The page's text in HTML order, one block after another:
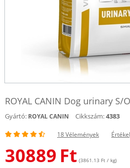
ROYAL CANIN Dog urinary S/
Gyártó: ROYAL CANIN Cikkszám:4383
18 Vélemények
30889 Ft (3861.13 Ft / kg)